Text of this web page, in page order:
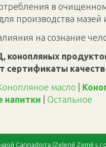
в
производства мазей
на сознание
сертификаты
масло
напитки Oстальное
Cannadorra (Zelené Země